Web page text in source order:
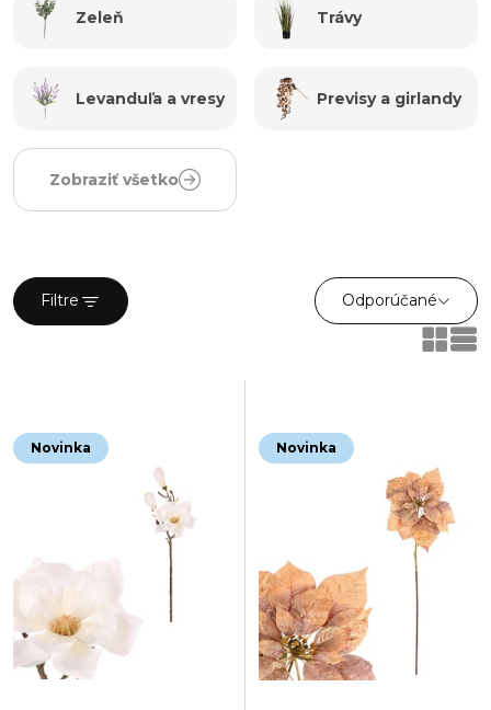
Zeleň Trávy
Levanduľa a vresy Previsy a girlandy
Zobraziť všetko
Filtre Odporúčané
Novinka Novinka